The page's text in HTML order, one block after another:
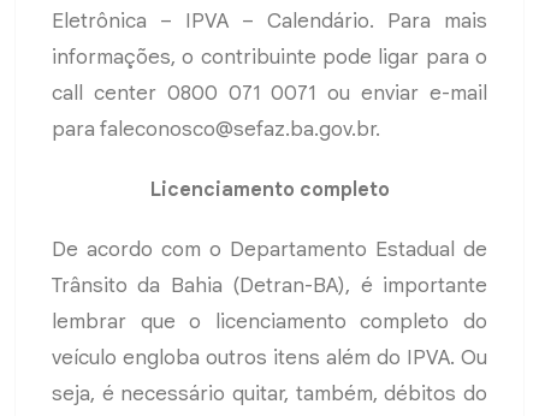
Eletrônica – IPVA – Calendário. Para mais
informações, o contribuinte pode ligar para o
call center 0800 071 0071 ou enviar e-mail
para faleconosco@sefaz.ba.gov.br.
Licenciamento completo
De acordo com o Departamento Estadual de
Trânsito da Bahia (Detran-BA), é importante
lembrar que o licenciamento completo do
veículo engloba outros itens além do IPVA. Ou
seja, é necessário quitar, também, débitos do